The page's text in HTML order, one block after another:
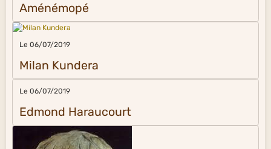
Aménémopé
Le 06/07/2019
Milan Kundera
Le 06/07/2019
Edmond Haraucourt